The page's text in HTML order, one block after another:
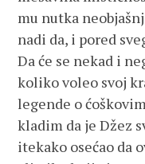
mu nutka
nadi da, i pored
Da će se nekad i
koliko voleo svoj
legende o
kladim da je Džez
itekako osećao da